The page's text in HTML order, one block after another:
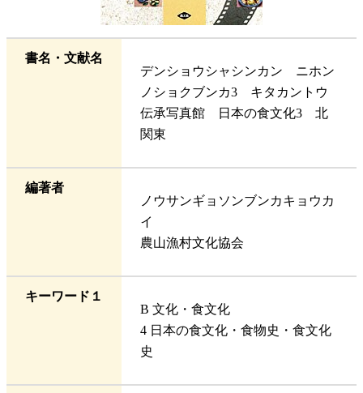
書名・文献名
デンショウシャシンカン ニホン
ノショクブンカ3 キタカントウ
伝承写真館 日本の食文化3 北
関東
編著者
ノウサンギョソンブンカキョウカ
イ
農山漁村文化協会
キーワード１
B 文化・食文化
4 日本の食文化・食物史・食文化
史